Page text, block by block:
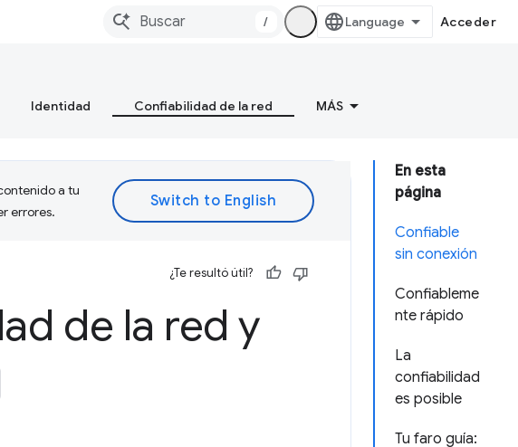
/ Acceder
Identidad Confiabilidad de la red MÁS
En esta
página
Confiable
sin conexión
Confiableme
nte rápido
La
confiabilidad
es posible
Tu faro guía:
a tu
errores.
¿Te resultó útil?
de la red y